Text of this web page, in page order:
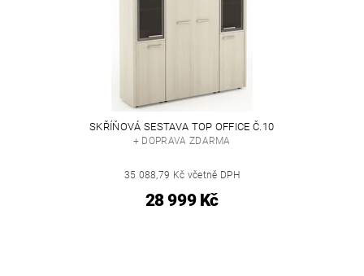
SKŘÍŇOVÁ SESTAVA TOP OFFICE Č.10
+ DOPRAVA ZDARMA
35 088,79 Kč včetně DPH
28 999 Kč